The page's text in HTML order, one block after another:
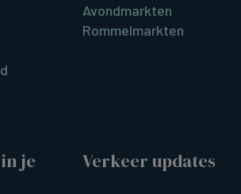
Avondmarkten
Rommelmarkten
je Verkeer updates